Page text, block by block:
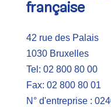
française
42 rue des Palais
1030 Bruxelles
Tel: 02 800 80 00
Fax: 02 800 80 01
N° d'entreprise :